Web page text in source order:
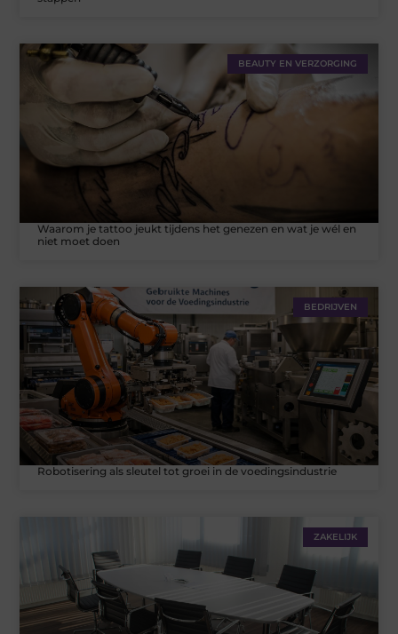
BEAUTY EN VERZORGING
Waarom je tattoo jeukt tijdens het genezen en wat je wél en
niet moet doen
BEDRIJVEN
Robotisering als sleutel tot groei in de voedingsindustrie
ZAKELIJK